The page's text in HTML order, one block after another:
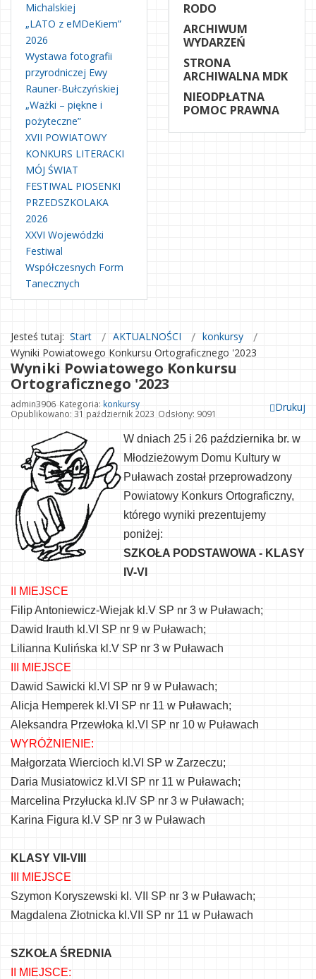
Michalskiej
„LATO z eMDeKiem”
2026
Wystawa fotografii
przyrodniczej Ewy
Rauner-Bułczyńskiej
„Ważki – piękne i
pożyteczne”
XVII POWIATOWY
KONKURS LITERACKI
MÓJ ŚWIAT
FESTIWAL PIOSENKI
PRZEDSZKOLAKA
2026
XXVI Wojewódzki
Festiwal
Współczesnych Form
Tanecznych
RODO
ARCHIWUM
WYDARZEŃ
STRONA
ARCHIWALNA MDK
NIEODPŁATNA
POMOC PRAWNA
Jesteś tutaj: Start AKTUALNOŚCI
konkursy
Wyniki Powiatowego Konkursu Ortograficznego '2023
Wyniki Powiatowego Konkursu
Ortograficznego '2023
Drukuj
admin3906 Kategoria: konkursy
Opublikowano: 31 październik 2023 Odsłony: 9091
W dniach 25 i 26 października br. w
Młodzieżowym Domu Kultury w
Puławach został przeprowadzony
Powiatowy Konkurs Ortograficzny,
którego wyniki prezentujemy
poniżej:
SZKOŁA PODSTAWOWA - KLASY
IV-VI
II MIEJSCE
Filip Antoniewicz-Wiejak kl.V SP nr 3 w Puławach;
Dawid Irauth kl.VI SP nr 9 w Puławach;
Lilianna Kulińska kl.V SP nr 3 w Puławach
III MIEJSCE
Dawid Sawicki kl.VI SP nr 9 w Puławach;
Alicja Hemperek kl.VI SP nr 11 w Puławach;
Aleksandra Przewłoka kl.VI SP nr 10 w Puławach
WYRÓŻNIENIE:
Małgorzata Wiercioch kl.VI SP w Zarzeczu;
Daria Musiatowicz kl.VI SP nr 11 w Puławach;
Marcelina Przyłucka kl.IV SP nr 3 w Puławach;
Karina Figura kl.V SP nr 3 w Puławach
KLASY VII-VIII
III MIEJSCE
Szymon Koryszewski kl. VII SP nr 3 w Puławach;
Magdalena Złotnicka kl.VII SP nr 11 w Puławach
SZKOŁA ŚREDNIA
II MIEJSCE: